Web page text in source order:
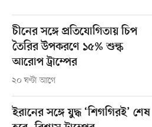
চীনের সঙ্গে প্রতিযোগিতায় চিপ
তৈরির উপকরণে ১৫% শুল্ক
আরোপ ট্রাম্পের
২০ ঘণ্টা আগে
ইরানের সঙ্গে যুদ্ধ ‘শিগগিরই’ শেষ